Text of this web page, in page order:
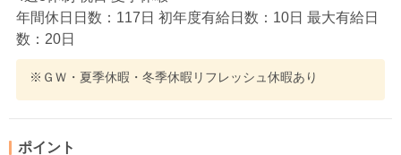
年間休日日数：117日 初年度有給日数：10日 最大有給日
数：20日
※ＧＷ・夏季休暇・冬季休暇リフレッシュ休暇あり
ポイント